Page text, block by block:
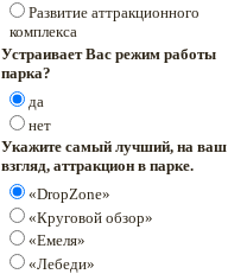
Развитие аттракционного
комплекса
Устраивает Вас режим работы
парка?
да
нет
Укажите самый лучший, на ваш
взгляд, аттракцион в парке.
«DropZone»
«Круговой обзор»
«Емеля»
«Лебеди»